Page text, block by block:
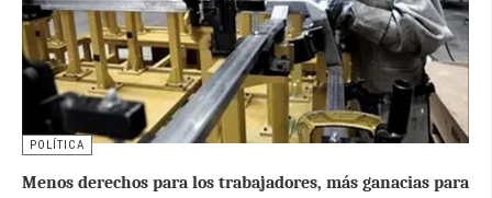
POLÍTICA
Menos derechos para los trabajadores, más ganacias para